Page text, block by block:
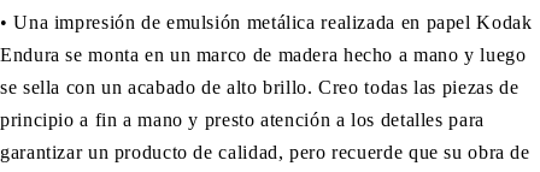
•Una impresión de emulsión metálica realizada en papel Kodak
Endura se monta en un marco de madera hecho a mano y luego
se sella con un acabado de alto brillo. Creo todas las piezas de
principio a fin a mano y presto atención a los detalles para
garantizar un producto de calidad, pero recuerde que su obra de